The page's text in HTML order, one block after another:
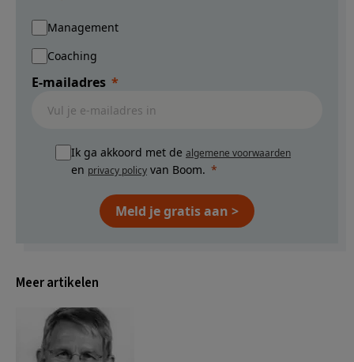
Management
Coaching
E-mailadres
Ik ga akkoord met de algemene voorwaarden
en privacy policy van Boom.
Meld je gratis aan >
Meer artikelen